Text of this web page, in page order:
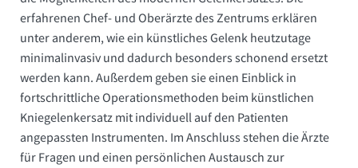
erfahrenen Chef- und Oberärzte des Zentrums erklären
unter anderem, wie ein künstliches Gelenk heutzutage
minimalinvasiv und dadurch besonders schonend ersetzt
werden kann. Außerdem geben sie einen Einblick in
fortschrittliche Operationsmethoden beim künstlichen
Kniegelenkersatz mit individuell auf den Patienten
angepassten Instrumenten. Im Anschluss stehen die Ärzte
für Fragen und einen persönlichen Austausch zur